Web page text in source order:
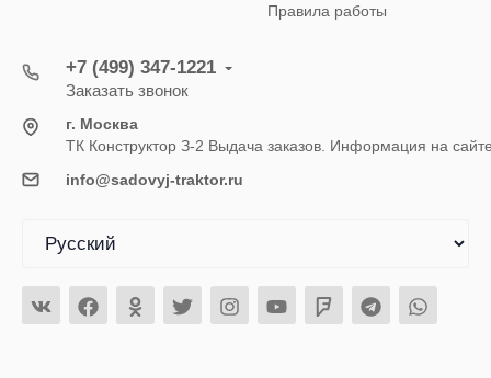
Правила работы
+7 (499) 347-1221
Заказать звонок
г. Москва
ТК Конструктор З-2 Выдача заказов. Информация на
info@sadovyj-traktor.ru